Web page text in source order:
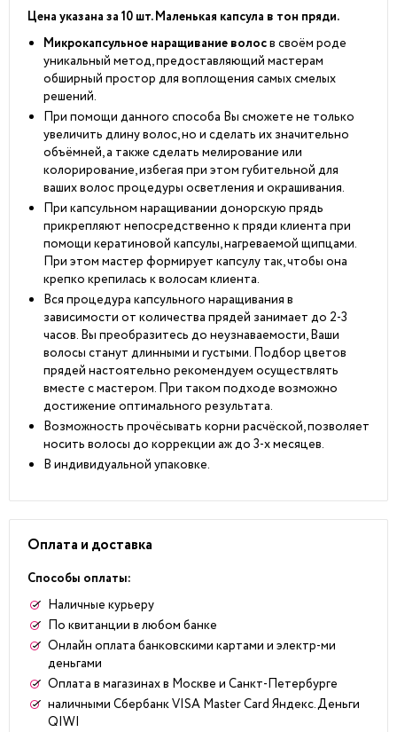
Цена указана за 10 шт. Маленькая капсула в тон пряди.
Микрокапсульное наращивание волосв своём роде
уникальный метод, предоставляющий мастерам
обширный простор для воплощения самых смелых
решений.
При помощи данного способа Вы сможете не только
увеличить длину волос, но и сделать их значительно
объёмней, а также сделать мелирование или
колорирование, избегая при этом губительной для
ваших волос процедуры осветления и окрашивания.
При капсульном наращивании донорскую прядь
прикрепляют непосредственно к пряди клиента при
помощи кератиновой капсулы, нагреваемой щипцами.
При этом мастер формирует капсулу так, чтобы она
крепко крепилась к волосам клиента.
Вся процедура капсульного наращивания в
зависимости от количества прядей занимает до 2-3
часов. Вы преобразитесь до неузнаваемости, Ваши
волосы станут длинными и густыми. Подбор цветов
прядей настоятельно рекомендуем осуществлять
вместе с мастером. При таком подходе возможно
достижение оптимального результата.
Возможность прочёсывать корни расчёской, позволяет
носить волосы до коррекции аж до 3-х месяцев.
В индивидуальной упаковке.
Оплата и доставка
Способы оплаты:
Наличные курьеру
По квитанции в любом банке
Онлайн оплата банковскими картами и электр-ми
деньгами
Оплата в магазинах в Москве и Санкт-Петербурге
наличными Сбербанк VISA Master Card Яндекс.Деньги
QIWI